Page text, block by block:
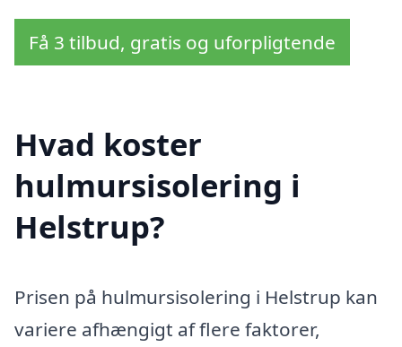
Få 3 tilbud, gratis og uforpligtende
Hvad koster
hulmursisolering i
Helstrup?
Prisen på hulmursisolering i Helstrup kan
variere afhængigt af flere faktorer,